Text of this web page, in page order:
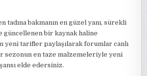
tadına bakmanın en güzel yanı, sürekli
güncellenen bir kaynak haline
yeni tarifler paylaşılarak forumlar canlı
sezonun en taze malzemeleriyle yeni
elde edersiniz.